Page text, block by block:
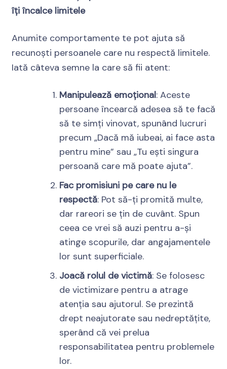
îți încalce limitele
Anumite comportamente te pot ajuta să
recunoști persoanele care nu respectă limitele.
Iată câteva semne la care să fii atent:
Manipulează emoțional: Aceste
persoane încearcă adesea să te facă
să te simți vinovat, spunând lucruri
precum „Dacă mă iubeai, ai face asta
pentru mine” sau „Tu ești singura
persoană care mă poate ajuta”.
Fac promisiuni pe care nu le
respectă: Pot să-ți promită multe,
dar rareori se țin de cuvânt. Spun
ceea ce vrei să auzi pentru a-și
atinge scopurile, dar angajamentele
lor sunt superficiale.
Joacă rolul de victimă: Se folosesc
de victimizare pentru a atrage
atenția sau ajutorul. Se prezintă
drept neajutorate sau nedreptățite,
sperând că vei prelua
responsabilitatea pentru problemele
lor.